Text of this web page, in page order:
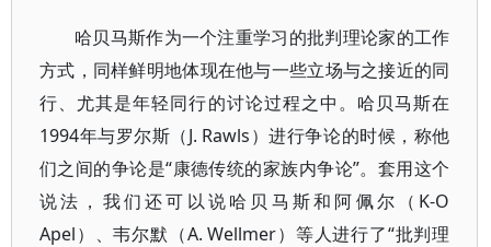
哈贝马斯作为一个注重学习的批判理论家的工作
方式，同样鲜明地体现在他与一些立场与之接近的同
行、尤其是年轻同行的讨论过程之中。哈贝马斯在
1994年与罗尔斯（J. Rawls）进行争论的时候，称他
们之间的争论是“康德传统的家族内争论”。套用这个
说法，我们还可以说哈贝马斯和阿佩尔（K-O
Apel）、韦尔默（A. Wellmer）等人进行了“批判理